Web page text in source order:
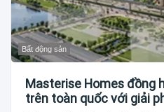
Bất động sản
Masterise Homes đồng
trên toàn quốc với giải